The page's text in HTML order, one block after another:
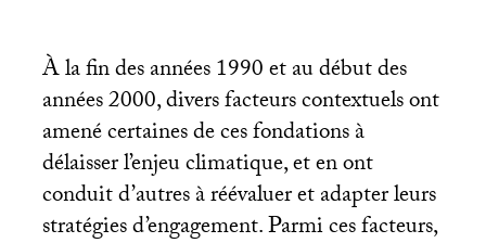
À la fin des années 1990 et au début des
années 2000, divers facteurs contextuels ont
amené certaines de ces fondations à
délaisser l’enjeu climatique, et en ont
conduit d’autres à réévaluer et adapter leurs
stratégies d’engagement. Parmi ces facteurs,